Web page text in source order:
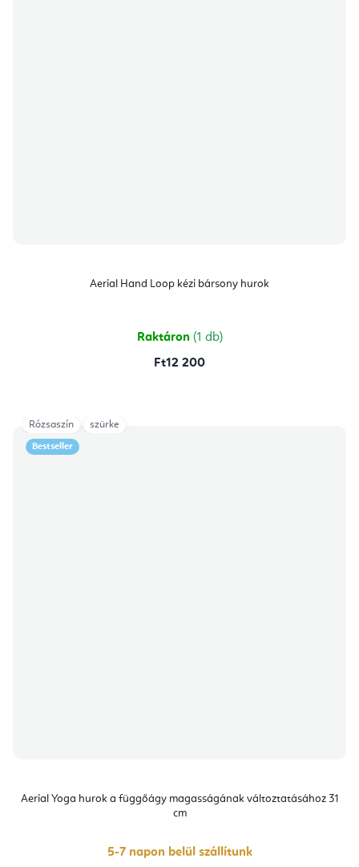
Aerial Hand Loop kézi bársony hurok
Raktáron (1 db)
Ft12 200
Bestseller
Aerial Yoga hurok a függőágy magasságának változtatásához 31
cm
5-7 napon belül szállítunk
Rózsaszín szürke